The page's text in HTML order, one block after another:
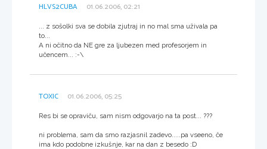
HLVS2CUBA 01.06.2006, 02:21
... z sošolki sva se dobila zjutraj in no mal sma uživala pa
to...
A ni očitno da NE gre za ljubezen med profesorjem in
učencem... :-\
TOXIC 01.06.2006, 05:25
Res bi se opraviču, sam nism odgovarjo na ta post... ???
ni problema, sam da smo razjasnil zadevo.....pa vseeno, če
ima kdo podobne izkušnje, kar na dan z besedo :D